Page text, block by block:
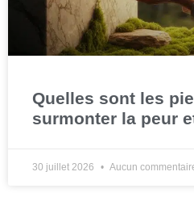
Quelles sont les
surmonter la peur
30 juillet 2026 Aucun